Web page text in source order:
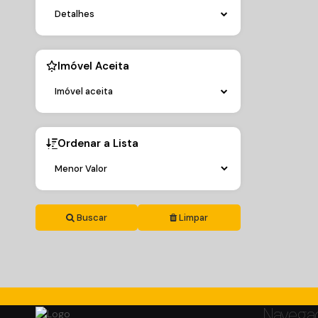
Detalhes
Imóvel Aceita
Imóvel aceita
Ordenar a Lista
Buscar Limpar